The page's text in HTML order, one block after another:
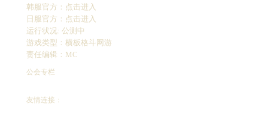
韩服官方： 点击进入
日服官方： 点击进入
运行状况: 公测中
游戏类型：横板格斗网游
责任编辑：MC
公会专栏
友情连接：